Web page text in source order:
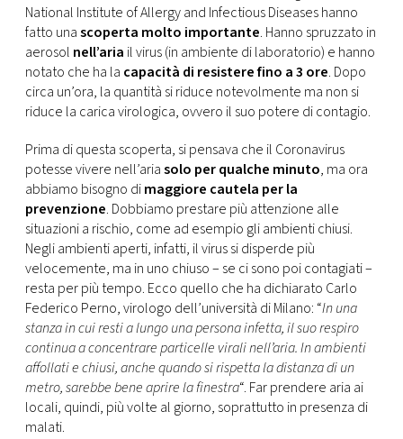
CONSIGLIA
National Institute of Allergy and Infectious Diseases hanno
fatto unascoperta molto importante. Hanno spruzzato in
aerosol nell’aria il virus (in ambiente di laboratorio) e hanno
notato che ha la capacità di resistere fino a 3 ore. Dopo
circa un’ora, la quantità si riduce notevolmente ma non si
riduce la carica virologica, ovvero il suo potere di contagio.
Prima di questa scoperta, si pensava che il Coronavirus
potesse vivere nell’ariasolo per qualche minuto, ma ora
abbiamo bisogno dimaggiore cautela per la
prevenzione. Dobbiamo prestare più attenzione alle
situazioni a rischio, come ad esempio gli ambienti chiusi.
Negli ambienti aperti, infatti, il virus si disperde più
velocemente, ma in uno chiuso – se ci sono poi contagiati –
resta per più tempo. Ecco quello che ha dichiarato Carlo
Federico Perno, virologo dell’università di Milano: “In una
stanza in cui resti a lungo una persona infetta, il suo respiro
continua a concentrare particelle virali nell’aria. In ambienti
affollati e chiusi, anche quando si rispetta la distanza di un
metro, sarebbe bene aprire la finestra“. Far prendere aria ai
locali, quindi, più volte al giorno, soprattutto in presenza di
malati.